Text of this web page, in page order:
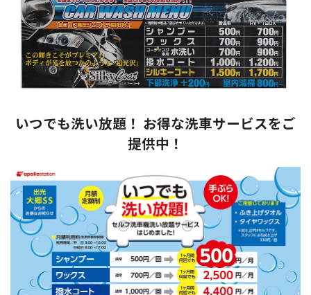
いつでも洗い放題！ お得な洗車サービスをご
提供中！